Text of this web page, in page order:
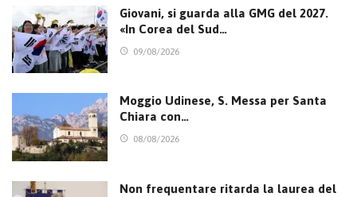
Giovani, si guarda alla GMG del 2027.
«In Corea del Sud…
09/08/2026
Moggio Udinese, S. Messa per Santa
Chiara con…
08/08/2026
Non frequentare ritarda la laurea del